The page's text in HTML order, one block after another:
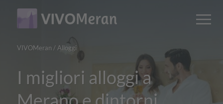
Main
content
Main
navigation
VIVOMeran / Alloggi
I migliori alloggi a